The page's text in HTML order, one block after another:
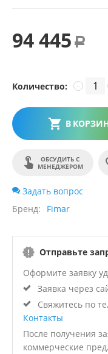
94 445 Р
Количество: −
В
ОБСУДИТЬ С
МЕНЕДЖЕРОМ
Задать вопрос
Бренд
Fimar
Отправьте
Оформите заявку
Заявка через
Свяжитесь по
Контакты
После получения
коммерческие